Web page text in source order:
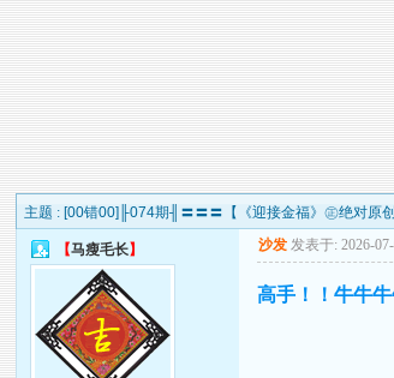
主题 : [00错00]╟074期╢〓〓〓【《迎接金福》㊣绝对原
【马瘦毛长】 沙发 发表于: 2026-
高手！！牛牛